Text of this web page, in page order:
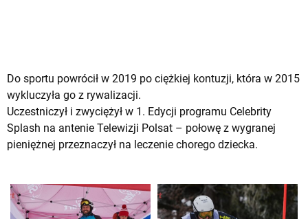
Do sportu powrócił w 2019 po ciężkiej kontuzji, która w 2015
wykluczyła go z rywalizacji.
Uczestniczył i zwyciężył w 1. Edycji programu Celebrity
Splash na antenie Telewizji Polsat – połowę z wygranej
pieniężnej przeznaczył na leczenie chorego dziecka.